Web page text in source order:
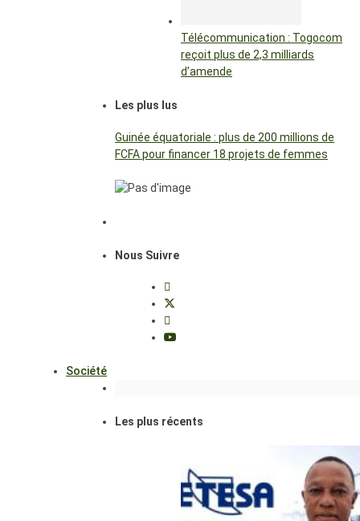
Télécommunication : Togocom
reçoit plus de 2,3 milliards
d’amende
Les plus lus
Guinée équatoriale : plus de 200 millions de
FCFA pour financer 18 projets de femmes
Nous Suivre
Société
Les plus récents